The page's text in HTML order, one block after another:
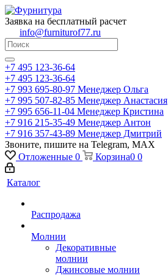
Заявка на бесплатный расчет
info@furniturof77.ru
+7 495 123-36-64
+7 495 123-36-64
+7 993 695-80-97 Менеджер Ольга
+7 995 507-82-85 Менеджер Анастасия
+7 995 656-11-04 Менеджер Кристина
+7 916 215-35-49 Менеджер Антон
+7 916 357-43-89 Менеджер Дмитрий
Звоните, пишите на Telegram, MAX
Отложенные 0 Корзина0 0
Каталог
Распродажа
Молнии
Декоративные
молнии
Джинсовые молнии